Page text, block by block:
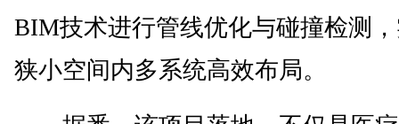
BIM技术进行管线优化与碰撞检测
狭小空间内多系统高效布局。